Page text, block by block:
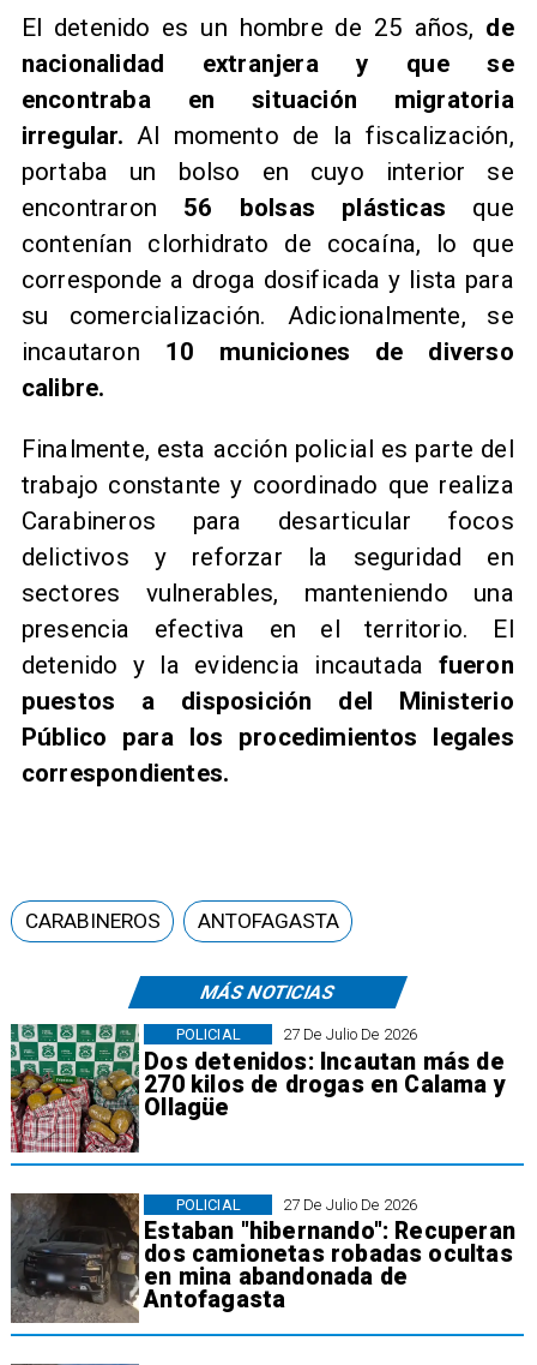
El detenido es un hombre de 25 años, de
nacionalidad extranjera y que se
encontraba en situación migratoria
irregular. Al momento de la fiscalización,
portaba un bolso en cuyo interior se
encontraron 56 bolsas plásticas que
contenían clorhidrato de cocaína, lo que
corresponde a droga dosificada y lista para
su comercialización. Adicionalmente, se
incautaron 10 municiones de diverso
calibre.
Finalmente, esta acción policial es parte del
trabajo constante y coordinado que realiza
Carabineros para desarticular focos
delictivos y reforzar la seguridad en
sectores vulnerables, manteniendo una
presencia efectiva en el territorio. El
detenido y la evidencia incautada fueron
puestos a disposición del Ministerio
Público para los procedimientos legales
correspondientes.
MÁS NOTICIAS
27 De Julio De 2026
Dos detenidos: Incautan más de
270 kilos de drogas en Calama y
Ollagüe
POLICIAL
27 De Julio De 2026
Estaban "hibernando": Recuperan
dos camionetas robadas ocultas
en mina abandonada de
Antofagasta
POLICIAL
CARABINEROS ANTOFAGASTA